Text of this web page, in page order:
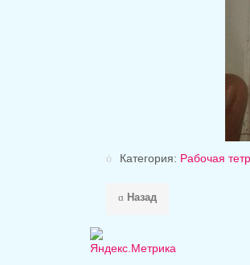
Категория: Рабочая
Назад